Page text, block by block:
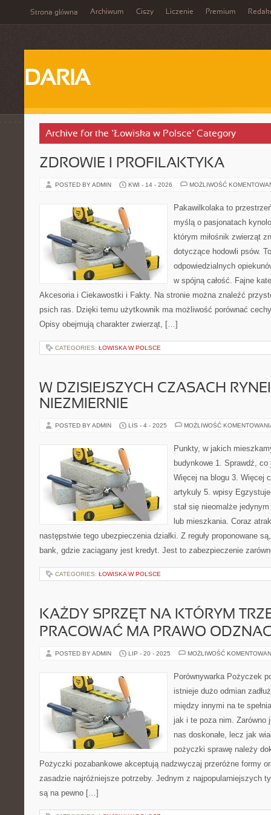
Strona główna Archiwum Ciszy Liczenie Premium
DARIA
Archive for the ‘Łowiska w Polsce’ Category
ZDROWIE I PROFILAKTYKA
POSTED BY ADMIN KWI - 14 - 2026 MOŻLIWOŚĆ
Pakawilkolaka to
myślą o pasjonatach
którym miłośnik zwierząt
dotyczące hodowli psów.
odpowiedzialnych
w spójną całość. Fajne
Akcesoria i Ciekawostki i Fakty. Na stronie można znaleźć
psich ras. Dzięki temu użytkownik ma możliwość porównać
Opisy obejmują charakter zwierząt, […]
CATEGORIES: ŁOWISKA W POLSCE
W DZISIEJSZYCH CZASACH
NIEZMIERNIE
POSTED BY ADMIN LIS - 4 - 2025 MOŻLIWOŚĆ
Punkty, w jakich
budynkowe 1. Sprawdź,
Więcej na blogu 3. Więcej
artykuly 5. wpisy
stał się nieomalże
lub mieszkania. Coraz
następstwie tego ubezpieczenia działki. Z reguły proponowane
bank, gdzie zaciągany jest kredyt. Jest to zabezpieczenie
CATEGORIES: ŁOWISKA W POLSCE
KAŻDY SPRZĘT NA KTÓRYM
PRACOWAĆ MA PRAWO
POSTED BY ADMIN LIP - 20 - 2025 MOŻLIWOŚĆ
Porównywarka Pożyczek
istnieje dużo odmian
między innymi na te
jak i te poza nim. Zarówno
nas doskonałe, lecz jak
pożyczki sprawę należy
Pożyczki pozabankowe akceptują nadzwyczaj przeróżne formy
zasadzie najróżniejsze potrzeby. Jednym z najpopularniejszych
są na pewno […]